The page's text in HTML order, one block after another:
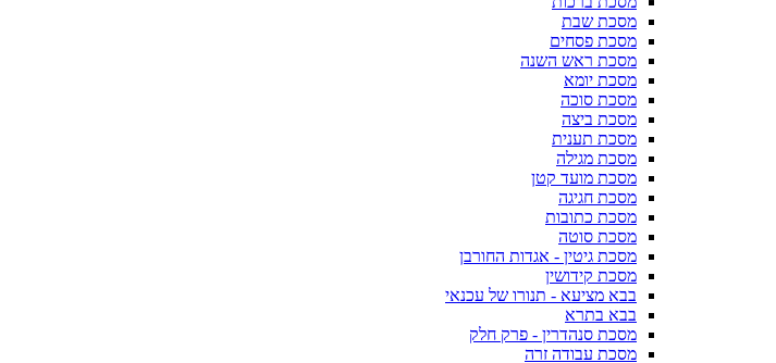
מסכת שבת
מסכת פסחים
מסכת ראש השנה
מסכת יומא
מסכת סוכה
מסכת ביצה
מסכת תענית
מסכת מגילה
מסכת מועד קטן
מסכת חגיגה
מסכת כתובות
מסכת סוטה
מסכת גיטין - אגדות החורבן
מסכת קידושין
בבא מציעא - תנורו של עכנאי
בבא בתרא
מסכת סנהדרין - פרק חלק
מסכת עבודה זרה